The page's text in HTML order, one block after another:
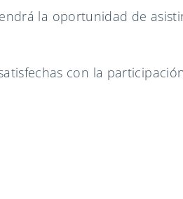
la oportunidad de
con la